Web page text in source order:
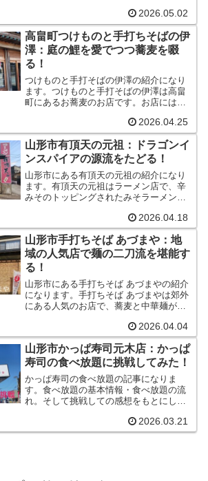
2026.05.02
高畠町つけものと手打ちそばの伊
澤：庭の鯉を愛でつつ蕎麦を啜
る！
つけものと手打そばの伊澤の紹介になり
ます。つけものと手打そばの伊澤は高畠
町にあるお蕎麦のお店です。お店には漬
る広間があります。今回は、冬に食べた
い温まるメニューを食べてみました。
2026.04.25
山形市有頂天の元祖：ドラゴンイ
ンスパイアの源流をたどる！
山形市にある有頂天の元祖の紹介になり
ます。有頂天の元祖はラーメン店で、辛
みそのトッピングされたみそラーメンと
ンとサイドメニューを食べてのレビュー
となります。
2026.04.18
山形市手打ちそば あづまや：地
域の人気店で麺の二刀流を堪能す
る！
山形市にある手打ちそば あづまやの紹介
になります。手打ちそば あづまやは郊外
にある人気のお店で、蕎麦と中華麺が味
2026.04.04
山形市かっぱ寿司元木店：かっぱ
寿司の食べ放題に挑戦してみた！
かっぱ寿司の食べ放題の記事になりま
す。食べ放題の基本情報・食べ放題の流
れ。そして挑戦しての感想をもとにして
2026.03.21